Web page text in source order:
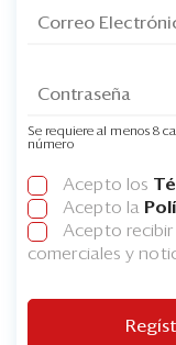
Se requiere al menos 8
número
Acepto los
Acepto la
Acepto
comerciales y